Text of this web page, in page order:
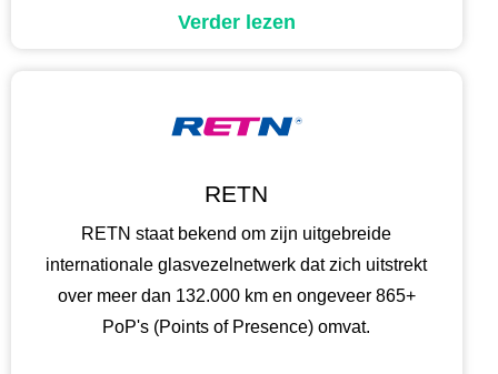
Verder lezen
RETN
RETN staat bekend om zijn uitgebreide
internationale glasvezelnetwerk dat zich uitstrekt
over meer dan 132.000 km en ongeveer 865+
PoP's (Points of Presence) omvat.